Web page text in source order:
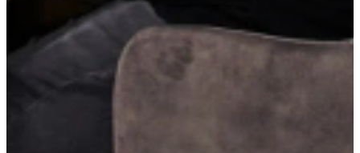
150+ outletkeukens uit voorraad
Vrijblijvend inspireren en offerte